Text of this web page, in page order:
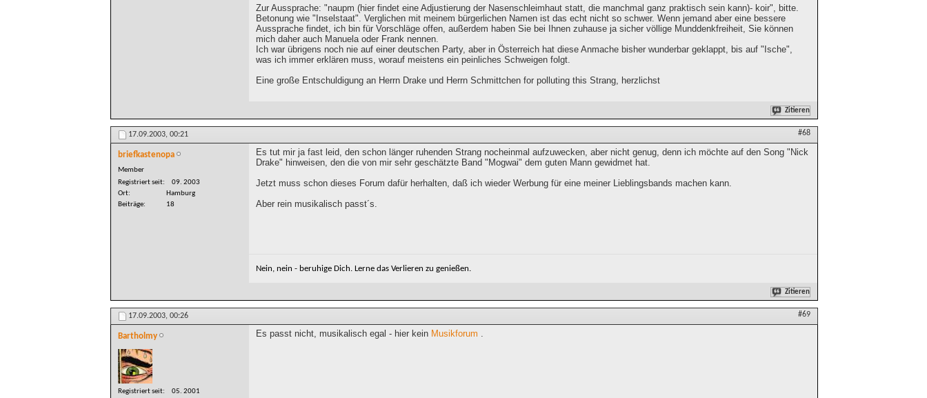
Zur Aussprache: "naupm (hier findet eine Adjustierung der Nasenschleimhaut statt, die manchmal ganz praktisch sein kann)- koir", bitte.
Betonung wie "Inselstaat". Verglichen mit meinem bürgerlichen Namen ist das echt nicht so schwer. Wenn jemand aber eine bessere
Aussprache findet, ich bin für Vorschläge offen, außerdem haben Sie bei Ihnen zuhause ja sicher völlige Munddenkfreiheit, Sie können
mich daher auch Manuela oder Frank nennen.
Ich war übrigens noch nie auf einer deutschen Party, aber in Österreich hat diese Anmache bisher wunderbar geklappt, bis auf "Ische",
was ich immer erklären muss, worauf meistens ein peinliches Schweigen folgt.
Eine große Entschuldigung an Herrn Drake und Herrn Schmittchen for polluting this Strang, herzlichst
Zitieren
17.09.2003, 00:21 #68
briefkastenopa
Member
Registriert seit
09. 2003
Ort
Hamburg
Beiträge
18
Es tut mir ja fast leid, den schon länger ruhenden Strang nocheinmal aufzuwecken, aber nicht genug, denn ich möchte auf den Song "Nick
Drake" hinweisen, den die von mir sehr geschätzte Band "Mogwai" dem guten Mann gewidmet hat.
Jetzt muss schon dieses Forum dafür herhalten, daß ich wieder Werbung für eine meiner Lieblingsbands machen kann.
Aber rein musikalisch passt´s.
Nein, nein - beruhige Dich. Lerne das Verlieren zu genießen.
Zitieren
17.09.2003, 00:26 #69
Bartholmy
Registriert seit
05. 2001
Es passt nicht, musikalisch egal - hier kein Musikforum